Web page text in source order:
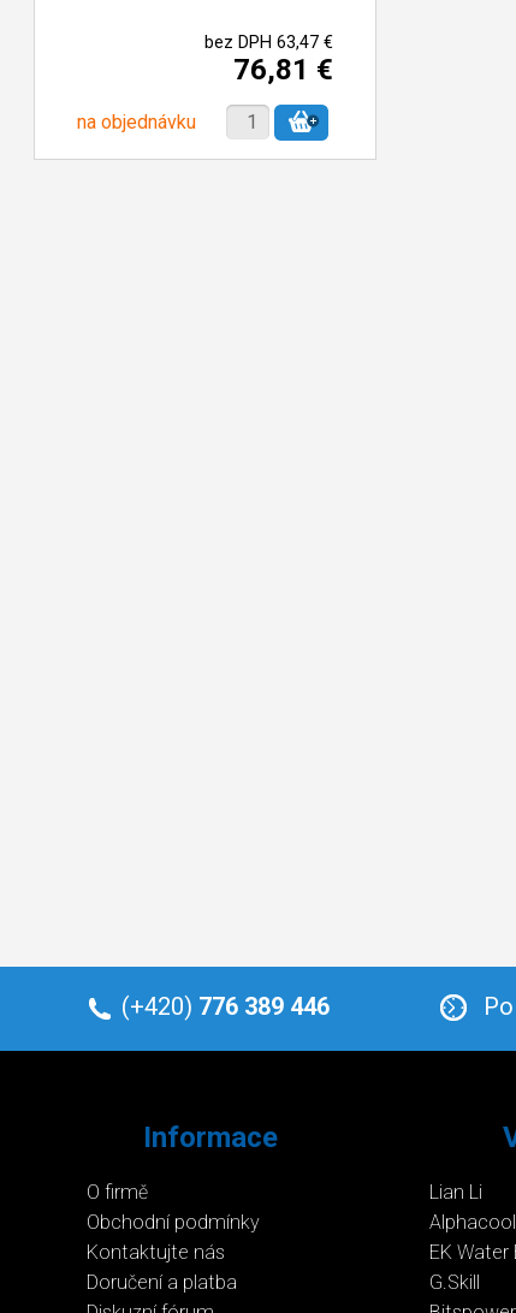
bez DPH 63,47 €
76,81 €
na objednávku
(+420) 776 389 446
Informace
O firmě
Obchodní podmínky
Kontaktujte nás
Doručení a platba
Lian Li
Alphacool
EK Water
G.Skill